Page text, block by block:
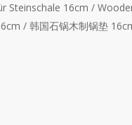
Steinschale 16cm /
/ 韩国石锅木制锅垫